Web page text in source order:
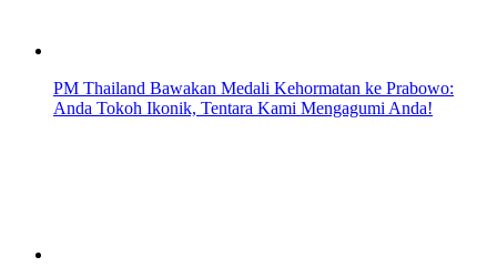
PM Thailand Bawakan Medali Kehormatan ke Prabowo:
Anda Tokoh Ikonik, Tentara Kami Mengagumi Anda!